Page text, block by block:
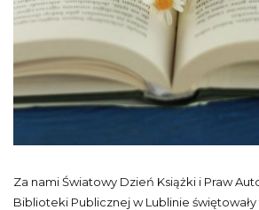
Za nami Światowy Dzień Książki i Praw
Biblioteki Publicznej w Lublinie